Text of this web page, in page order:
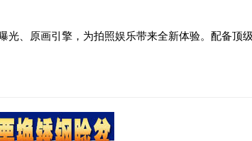
光、原画引擎，为拍照娱乐带来全新体验。配备顶